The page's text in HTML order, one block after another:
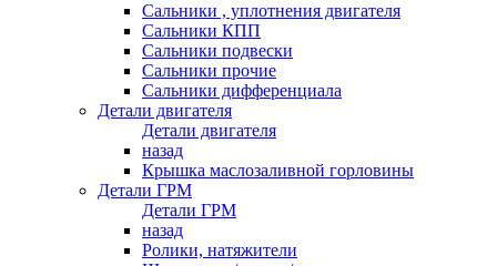
Сальники , уплотнения двигателя
Сальники КПП
Сальники подвески
Сальники прочие
Сальники дифференциала
Детали двигателя
Детали двигателя
назад
Крышка маслозаливной горловины
Детали ГРМ
Детали ГРМ
назад
Ролики, натяжители